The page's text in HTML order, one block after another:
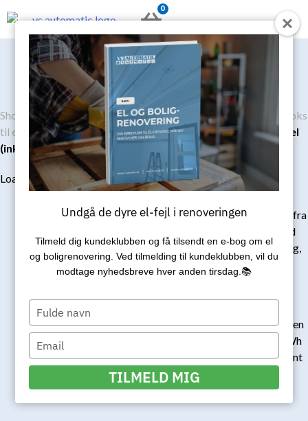
til
indholdet
0
KURV
Shop /Ladeboks til elbil /Ladeboks til elbil Pakkepris
Ladeboks
til elbil
/ ABB Terra AC 22kw Pakketilbud inkl. 5 meter kabel
(inkl. std. installation)
Loading... 12.999 kr.
ladeboks til hybrid & el-biler fra
ABB sikrer din fremtid med
nytænkt & effektiv opladning,
foruden en komplet
gennemsigtighed på
strømforbruget.
Med en effekt på 22kW kan en
elbil med et batteri på 40kWh
oplades på ca. 2 timer, såfremt
den understøttes til 22kW
opladning.
Undgå de dyre el-fejl i renoveringen
Tilmeld dig kundeklubben og få tilsendt en e‑bog om el
og boligrenovering. Ved tilmelding til kundeklubben, vil du
modtage nyhedsbreve hver anden tirsdag.📚
Type
your
name
Type
your
email
TILMELD MIG